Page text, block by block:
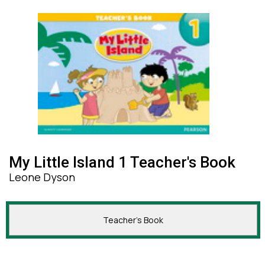
My Little Island 1 Teacher's Book
Leone Dyson
Teacher's Book